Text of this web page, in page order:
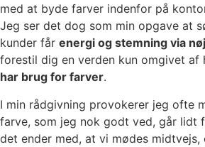
med at byde farver indenfor på
Jeg ser det dog som min opgave at
kunder får energi og stemning via
forestil dig en verden kun omgivet af
har brug for farver.
I min rådgivning provokerer jeg ofte
farve, som jeg nok godt ved, går lidt
det ender med, at vi mødes midtvejs,